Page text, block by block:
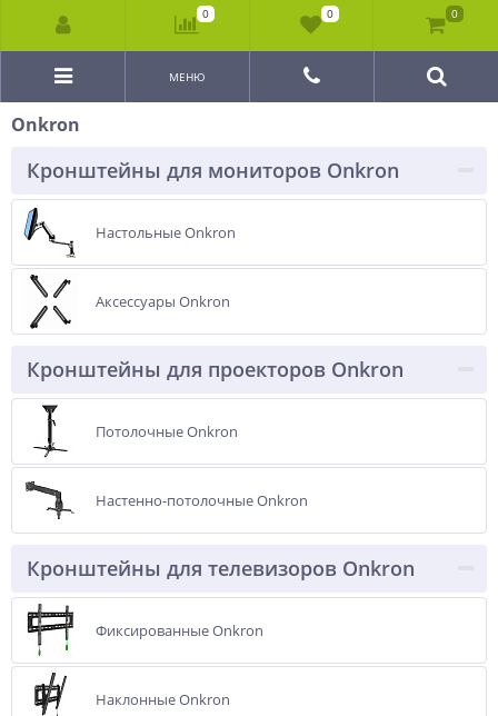
МЕНЮ
Onkron
Кронштейны для мониторов Onkron
Настольные Onkron
Аксессуары Onkron
Кронштейны для проекторов Onkron
Потолочные Onkron
Настенно-потолочные Onkron
Кронштейны для телевизоров Onkron
Фиксированные Onkron
Наклонные Onkron
0 0 0